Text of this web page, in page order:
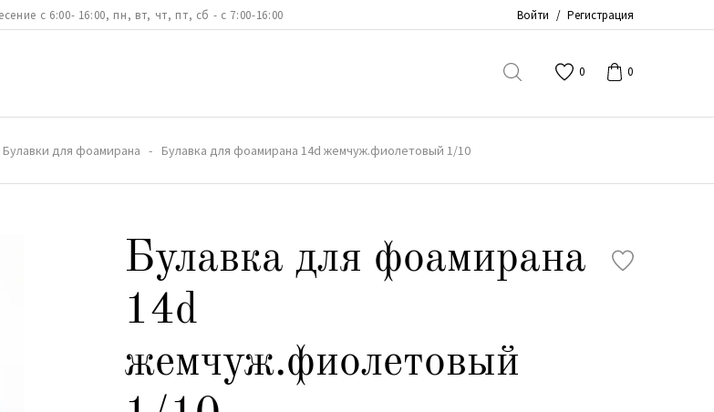
с 6:00- 16:00, пн, вт, чт, пт, сб - с 7:00-16:00 Войти / Регистрация
0 0
Булавки для фоамирана Булавка для фоамирана 14d жемчуж.фиолетовый 1/10
Булавка для фоамирана
14d
жемчуж.фиолетовый